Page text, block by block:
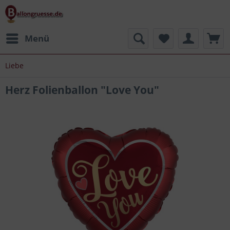
Menü
Liebe
Herz Folienballon "Love You"